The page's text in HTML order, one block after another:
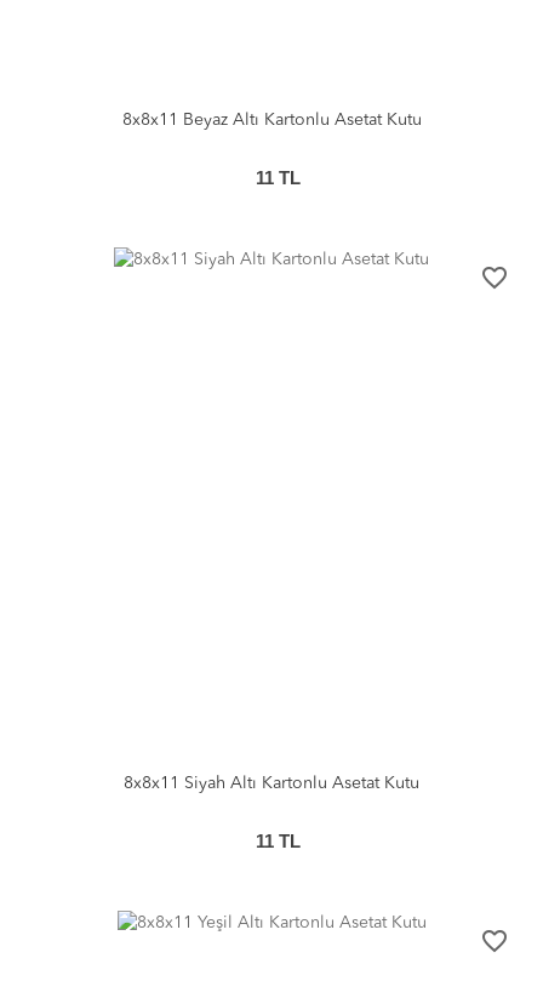
8x8x11 Beyaz Altı Kartonlu Asetat Kutu
11TL
favorite_border
8x8x11 Siyah Altı Kartonlu Asetat Kutu
11TL
favorite_border